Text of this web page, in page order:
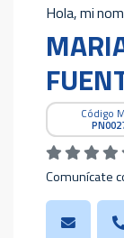
Hola, mi
Código
Comunícate